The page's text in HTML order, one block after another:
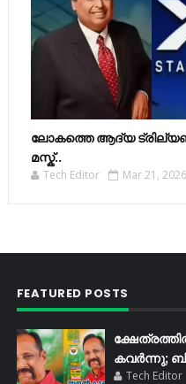
ലോകത്തെ ആദ്യ
മസ്ക്..
Tech Editor Mar 21, 2026
FEATURED POSTS
കവർന്നു;
Tech Editor